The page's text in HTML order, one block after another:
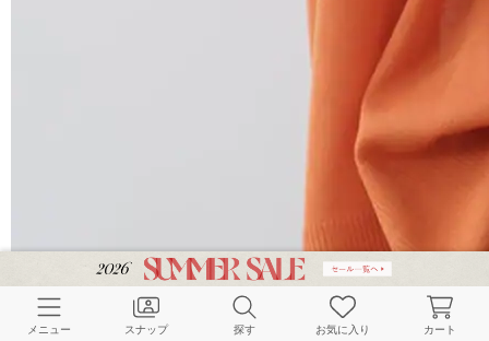
メニュー スナップ 探す お気に入り カート